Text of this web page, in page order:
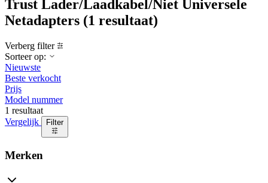
Trust Lader/Laadkabel/Niet Universele
Netadapters (1 resultaat)
Verberg filter
Sorteer op:
Nieuwste
Beste verkocht
Prijs
Model nummer
1 resultaat
Vergelijk
Filter
Merken